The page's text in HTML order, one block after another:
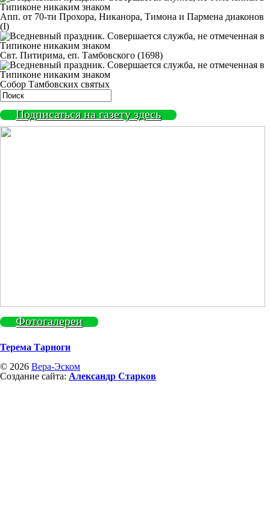
Апп. от 70-ти Прохора, Никанора, Тимона и Пармена диаконов
(I)
Свт. Питирима, еп. Тамбовского (1698)
Собор Тамбовских святых
Подписаться на газету здесь
Фотогалереи
Терема Тарноги
© 2026 Вера-Эском
Создание сайта: Александр Старков